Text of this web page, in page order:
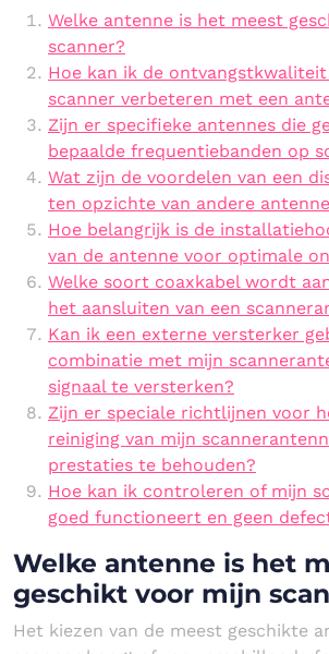
Welke antenne is het meest
scanner?
Hoe kan ik de
scanner verbeteren met een
Zijn er specifieke antennes die
bepaalde frequentiebanden op
Wat zijn de voordelen van een
ten opzichte van andere
Hoe belangrijk is de
van de antenne voor optimale
Welke soort coaxkabel wordt
het aansluiten van een
Kan ik een externe versterker
combinatie met mijn
signaal te versterken?
Zijn er speciale richtlijnen voor
reiniging van mijn
prestaties te behouden?
Hoe kan ik controleren of mijn
goed functioneert en geen
Welke antenne is het
geschikt voor mijn
Het kiezen van de meest geschikte